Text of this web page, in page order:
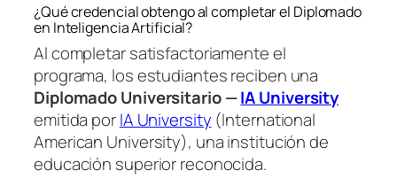
¿Qué credencial obtengo al completar el Diplomado
en Inteligencia Artificial?
Al completar satisfactoriamente el
programa, los estudiantes reciben una
Diplomado Universitario —IA University
emitida porIA University (International
American University), una institución de
educación superior reconocida.